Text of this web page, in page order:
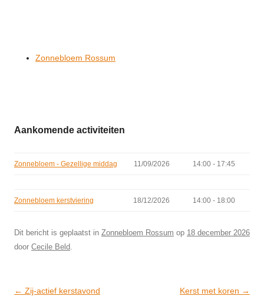
Zonnebloem Rossum
Aankomende activiteiten
Zonnebloem - Gezellige middag 11/09/2026 14:00 - 17:45
Zonnebloem kerstviering 18/12/2026 14:00 - 18:00
Dit bericht is geplaatst in Zonnebloem Rossum op 18 december 2026
door Cecile Beld
Post
← Zij-actief kerstavond Kerst met koren →